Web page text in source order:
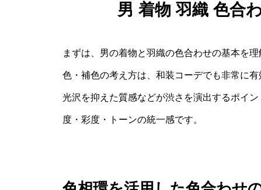
男 着物 羽織 色合
まずは、男の着物と羽織の色合わせの基本を
色・補色の考え方は、和装コーデでも非常に
光沢を抑えた質感などが渋さを演出するポイ
度・彩度・トーンの統一感です。